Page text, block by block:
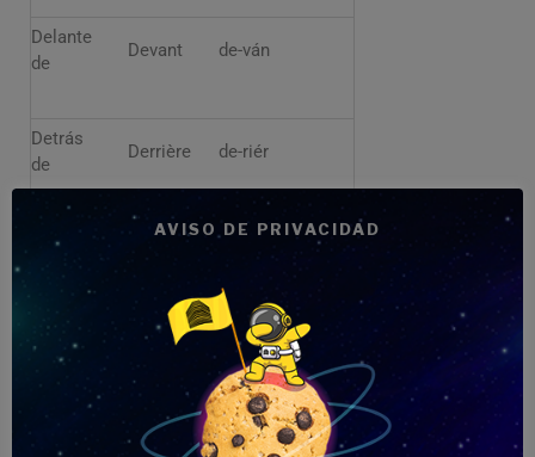
Delante
de
Devant de-ván
Detrás
de
Derrière de-riér
Francés para hoteles
y alojamientos
Español Francés
Pronunciación
aproximada
AVISO DE PRIVACIDAD